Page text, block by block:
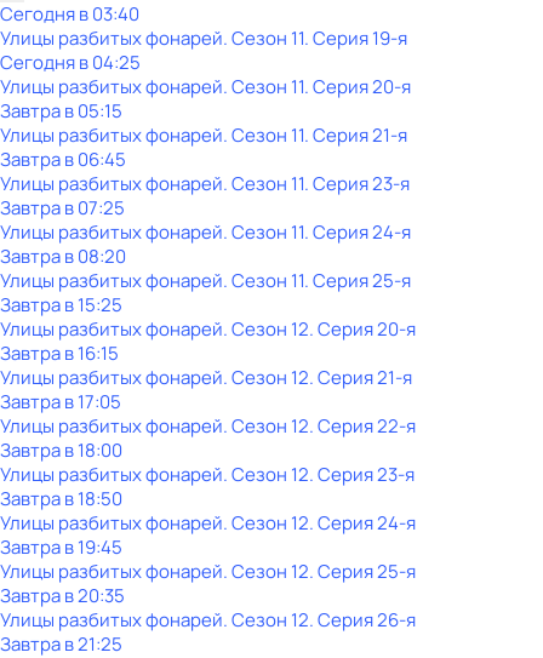
Сегодня в 03:40
Улицы разбитых фонарей. Сезон 11. Серия 19-я
Сегодня в 04:25
Улицы разбитых фонарей. Сезон 11. Серия 20-я
Завтра в 05:15
Улицы разбитых фонарей. Сезон 11. Серия 21-я
Завтра в 06:45
Улицы разбитых фонарей. Сезон 11. Серия 23-я
Завтра в 07:25
Улицы разбитых фонарей. Сезон 11. Серия 24-я
Завтра в 08:20
Улицы разбитых фонарей. Сезон 11. Серия 25-я
Завтра в 15:25
Улицы разбитых фонарей. Сезон 12. Серия 20-я
Завтра в 16:15
Улицы разбитых фонарей. Сезон 12. Серия 21-я
Завтра в 17:05
Улицы разбитых фонарей. Сезон 12. Серия 22-я
Завтра в 18:00
Улицы разбитых фонарей. Сезон 12. Серия 23-я
Завтра в 18:50
Улицы разбитых фонарей. Сезон 12. Серия 24-я
Завтра в 19:45
Улицы разбитых фонарей. Сезон 12. Серия 25-я
Завтра в 20:35
Улицы разбитых фонарей. Сезон 12. Серия 26-я
Завтра в 21:25